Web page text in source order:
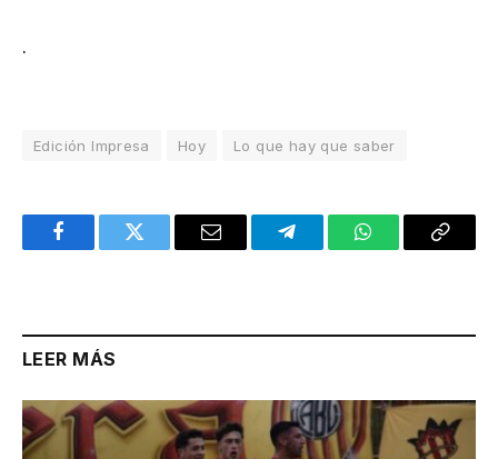
.
Edición Impresa Hoy Lo que hay que saber
FacebookTwitter Email TelegramWhatsAppCopy
LEER MÁS